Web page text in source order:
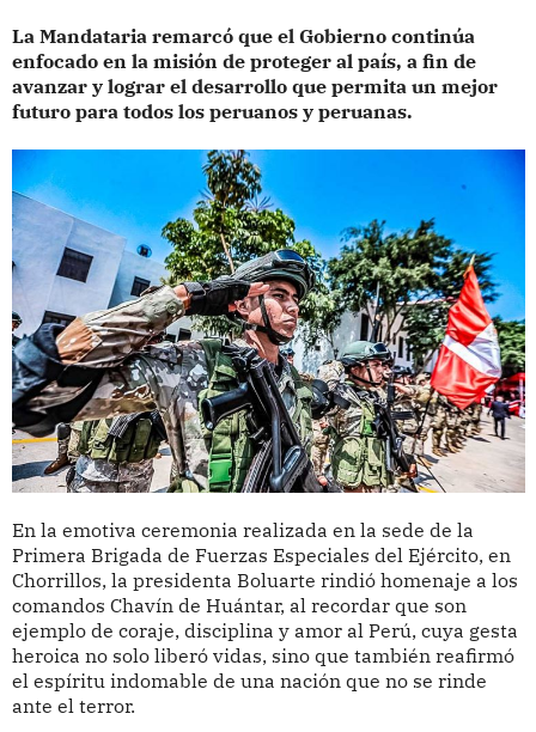
La Mandataria remarcó que el Gobierno continúa
enfocado en la misión de proteger al país, a fin de
avanzar y lograr el desarrollo que permita un mejor
futuro para todos los peruanos y peruanas.
En la emotiva ceremonia realizada en la sede de la
Primera Brigada de Fuerzas Especiales del Ejército, en
Chorrillos, la presidenta Boluarte rindió homenaje a los
comandos Chavín de Huántar, al recordar que son
ejemplo de coraje, disciplina y amor al Perú, cuya gesta
heroica no solo liberó vidas, sino que también reafirmó
el espíritu indomable de una nación que no se rinde
ante el terror.